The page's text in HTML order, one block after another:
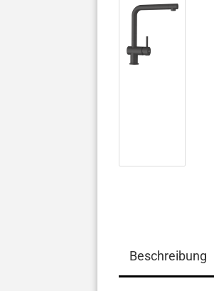
Beschreibung